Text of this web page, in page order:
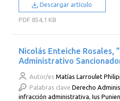
Descargar artículo
PDF 854,1 KB
Nicolás Enteiche Rosales,
Administrativo
Autor/es Matías Larroulet
Palabras clave Derecho
infracción administrativa,Ius